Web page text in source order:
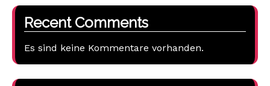
Recent Comments
Es sind keine Kommentare vorhanden.